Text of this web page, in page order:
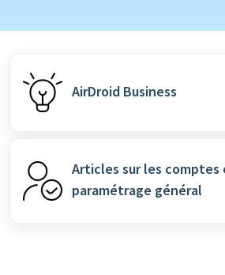
AirDroid Business
Articles sur les comptes
paramétrage général